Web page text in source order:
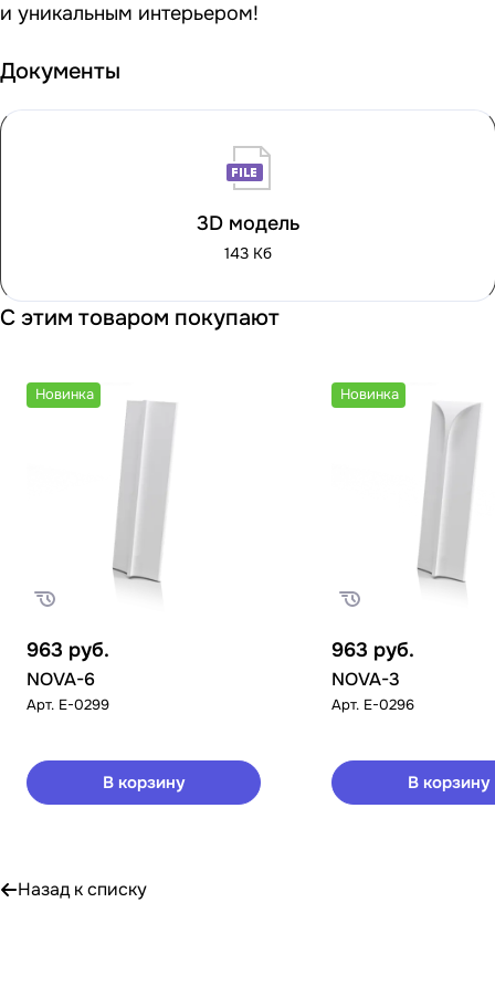
и уникальным интерьером!
Документы
3D модель
143 Кб
С этим товаром покупают
Новинка
963 руб.
NOVA-6
Арт. E-0299
В корзину
Новинка
963 руб.
NOVA-3
Арт. E-0296
В корзину
Назад к списку